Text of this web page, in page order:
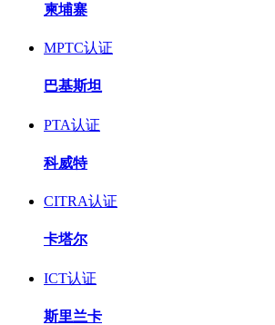
柬埔寨
MPTC认证
巴基斯坦
PTA认证
科威特
CITRA认证
卡塔尔
ICT认证
斯里兰卡